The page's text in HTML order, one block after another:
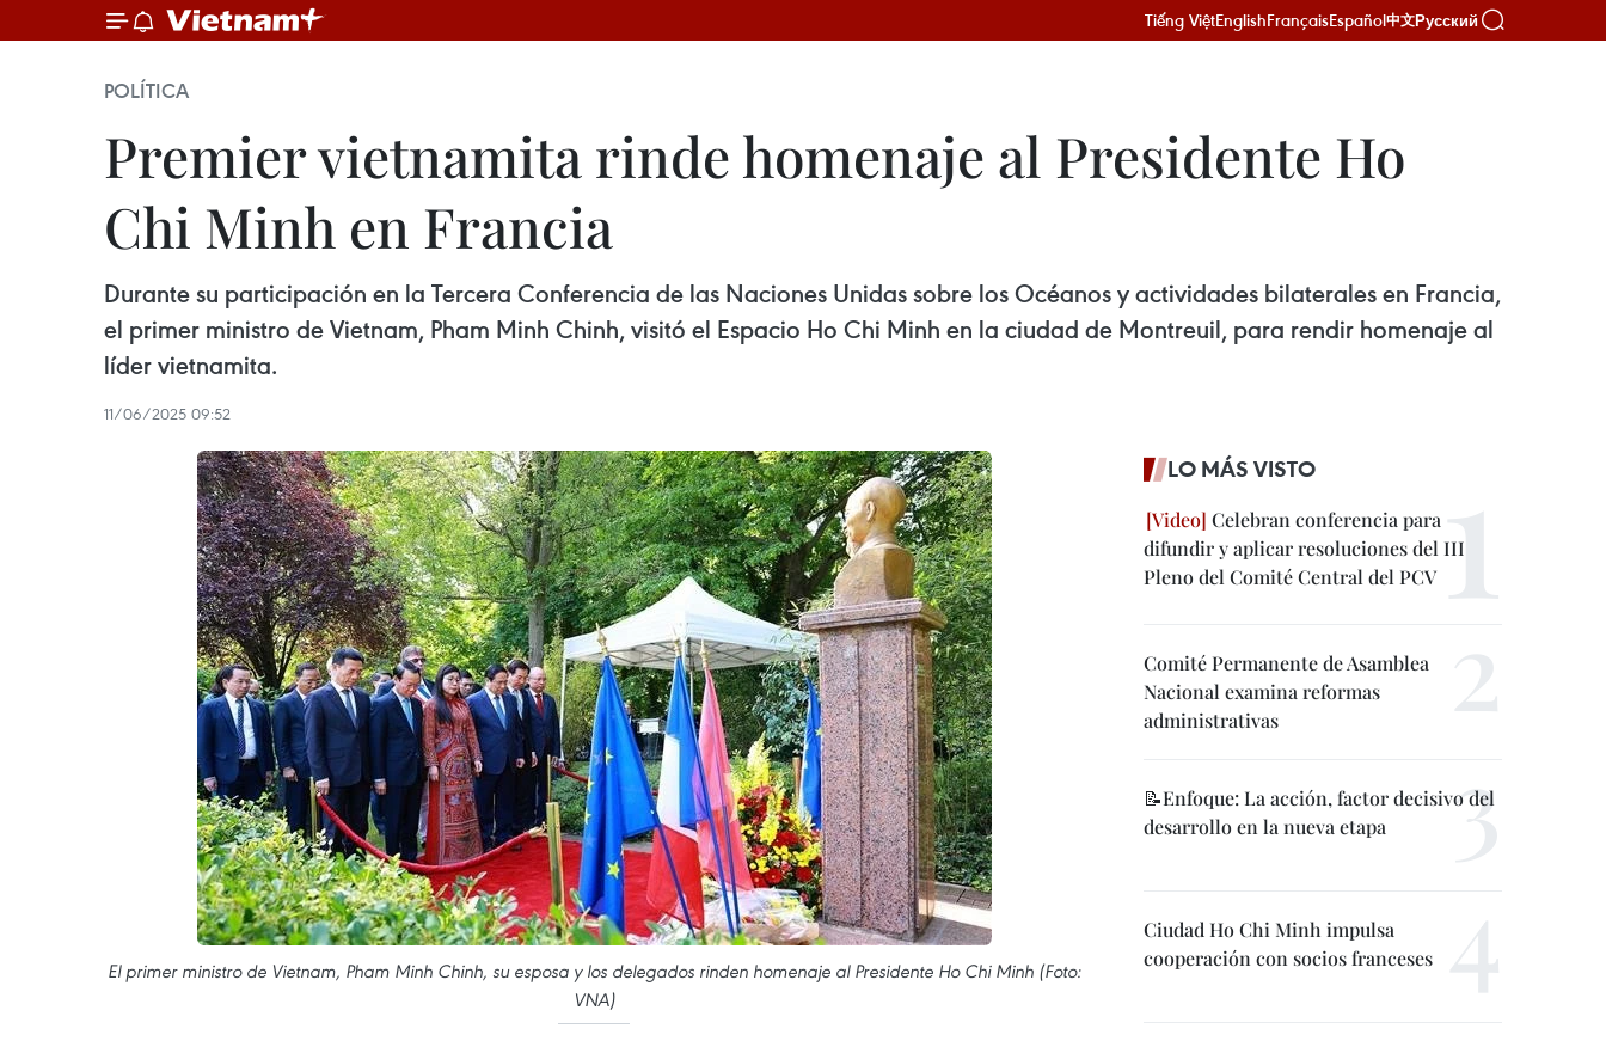
Tiếng ViệtEnglishFrançaisEspañol中文Русский
POLÍTICA
Premier vietnamita rinde homenaje al Presidente Ho
Chi Minh en Francia
Durante su participación en la Tercera Conferencia de las Naciones Unidas sobre los Océanos y actividades bilaterales en Francia,
el primer ministro de Vietnam, Pham Minh Chinh, visitó el Espacio Ho Chi Minh en la ciudad de Montreuil, para rendir homenaje al
líder vietnamita.
11/06/2025 09:52
El primer ministro de Vietnam, Pham Minh Chinh, su esposa y los delegados rinden homenaje al Presidente Ho Chi Minh (Foto:
VNA)
LO MÁS VISTO
Celebran conferencia para
difundir y aplicar resoluciones del III
Pleno del Comité Central del PCV
Comité Permanente de Asamblea
Nacional examina reformas
administrativas
📝Enfoque: La acción, factor decisivo del
desarrollo en la nueva etapa
Ciudad Ho Chi Minh impulsa
cooperación con socios franceses